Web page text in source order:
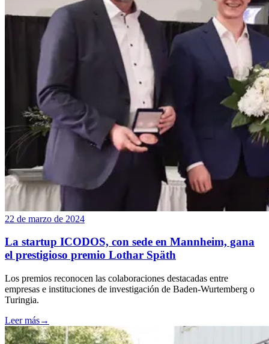
22 de marzo de 2024
La startup ICODOS, con sede en Mannheim, gana
el prestigioso premio Lothar Späth
Los premios reconocen las colaboraciones destacadas entre
empresas e instituciones de investigación de Baden-Wurtemberg o
Turingia.
Leer más→